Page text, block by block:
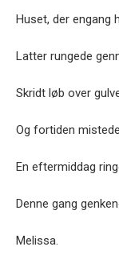
Huset, der engang
Latter rungede
Skridt løb over
Og fortiden
En eftermiddag
Denne gang
Melissa.